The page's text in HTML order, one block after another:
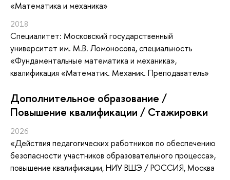
«Математика и механика»
2018
Специалитет: Московский государственный
университет им. М.В. Ломоносова, специальность
«Фундаментальные математика и механика»,
квалификация «Математик. Механик. Преподаватель»
Дополнительное образование /
Повышение квалификации / Стажировки
2026
«Действия педагогических работников по обеспечению
безопасности участников образовательного процесса»,
повышение квалификации, НИУ ВШЭ / РОССИЯ, Москва